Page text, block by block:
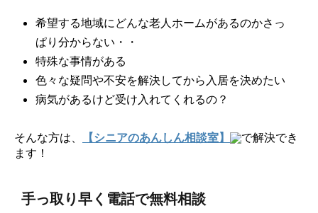
希望する地域にどんな老人ホームがあるのかさっ
ぱり分からない・・
特殊な事情がある
色々な疑問や不安を解決してから入居を決めたい
病気があるけど受け入れてくれるの？
そんな方は、 【シニアのあんしん相談室】
で解決でき
ます！
手っ取り早く電話で無料相談